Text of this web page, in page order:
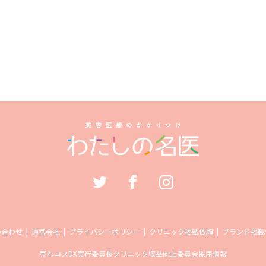
わせ 運営会社 プライバシーポリシー クリニック掲載依頼 ブランド掲
売れコスDX実行委員長クリニック収益向上委員会採用情報